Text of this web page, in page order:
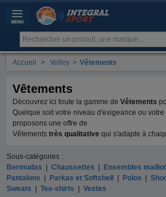
Accueil > Volley > Vêtements
Vêtements
Découvrez ici toute la gamme deVêtements
Quelque soit votre niveau d'exigeance ou
proposons une offre de
Vêtementstrès qualitative qui s'adapte à
Sous-catégories :
Bermudas |Chaussettes Ensembles
Pantalons
Parkas et Softshell Polos |
Sweats |Tee-shirts |Vestes